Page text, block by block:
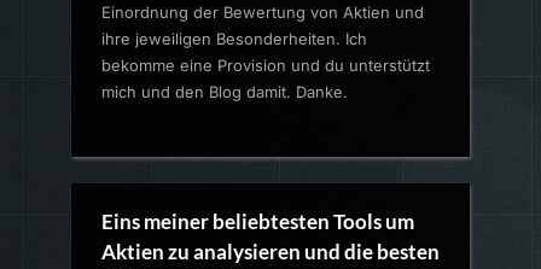
Einordnung der Bewertung von Aktien und
ihre jeweiligen Besonderheiten. Ich
bekomme eine Provision und du unterstützt
mich und den Blog damit. Danke.
Eins meiner beliebtesten Tools um
Aktien zu analysieren und die besten